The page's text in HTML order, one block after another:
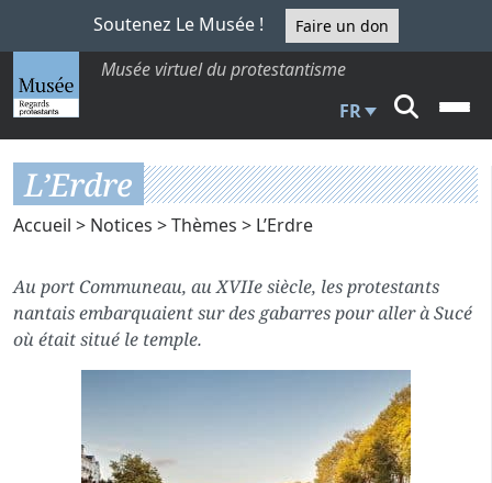
Soutenez Le Musée ! Faire un don
Musée virtuel du protestantisme
FR
L’Erdre
Accueil > Notices >Thèmes > L’Erdre
Au port Communeau, au XVIIe siècle, les protestants
nantais embarquaient sur des gabarres pour aller à Sucé
où était situé le temple.